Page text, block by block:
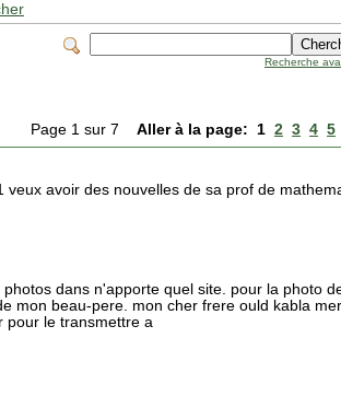
Recherche
Page 1 sur 7 Aller à la page: 1 2 3 4 5
avoir des nouvelles de sa prof de
dans n'apporte quel site. pour la photo
mon beau-pere. mon cher frere ould kabla
pour le transmettre a